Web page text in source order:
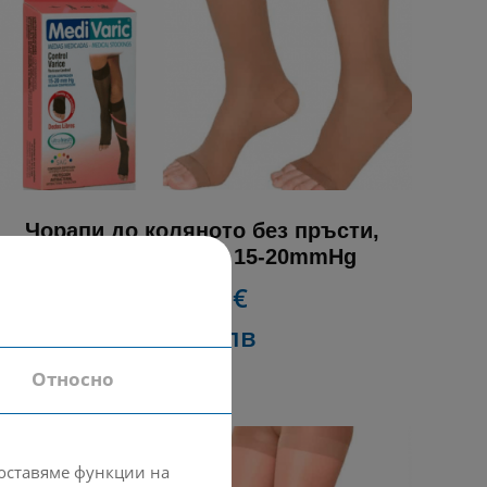
Чорапи до коляното без пръсти,
фини/прозрачни 15-20mmHg
28.00 €
54.76 лв
Относно
функции на